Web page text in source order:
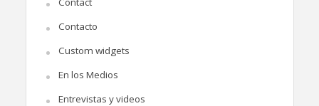
Contacto
Custom widgets
En los Medios
Entrevistas y videos